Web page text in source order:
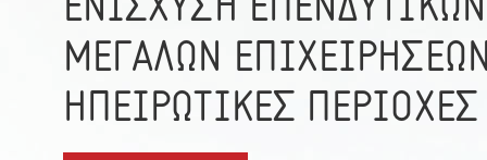
ΕΝΙΣΧΥΣΗ
ΜΕΓΑΛΩΝ
ΗΠΕΙΡΩΤΙΚΕΣ